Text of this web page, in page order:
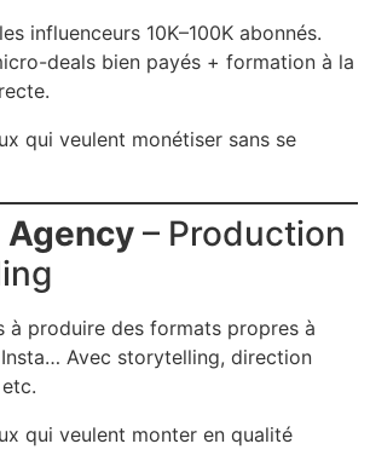
influenceurs 10K–100K abonnés.
deals bien payés + formation à la
qui veulent monétiser sans se
Agency – Production
à produire des formats propres à
Insta… Avec storytelling, direction
qui veulent monter en qualité